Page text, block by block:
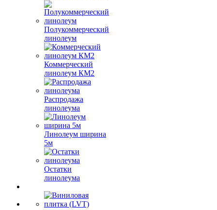
Полукоммерческий
линолеум
Коммерческий
линолеум КМ2
Распродажа
линолеума
Линолеум ширина
5м
Остатки
линолеума